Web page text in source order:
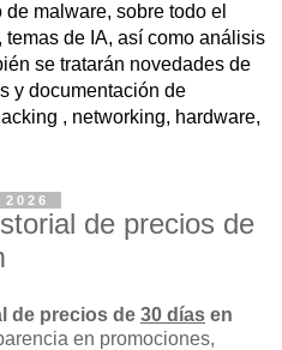
malware, sobre todo el
de IA, así como análisis
se tratarán novedades de
y documentación de
, networking, hardware,
de precios de
de precios de 30 días en
en promociones,